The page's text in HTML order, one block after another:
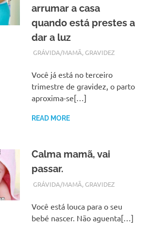
arrumar a casa
quando está prestes a
dar a luz
MARÇO 1, 2018
ADMIN
GRÁVIDA/MAMÃ, GRAVIDEZ
Você já está no terceiro
trimestre de gravidez, o parto
aproxima-se[…]
READ MORE
Calma mamã, vai
passar.
FEVEREIRO 22, 2018
ADMIN
GRÁVIDA/MAMÃ, GRAVIDEZ
Você está louca para o seu
bebé nascer. Não aguenta[…]